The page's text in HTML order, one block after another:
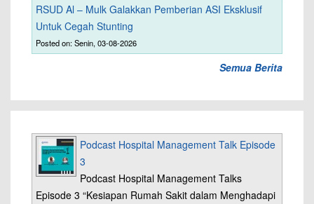
RSUD Al – Mulk Galakkan Pemberian ASI Eksklusif
Untuk Cegah Stunting
Posted on: Senin, 03-08-2026
Semua Berita
Podcast Hospital Management Talk Episode
3
Podcast Hospital Management Talks
Episode 3 “Kesiapan Rumah Sakit dalam Menghadapi